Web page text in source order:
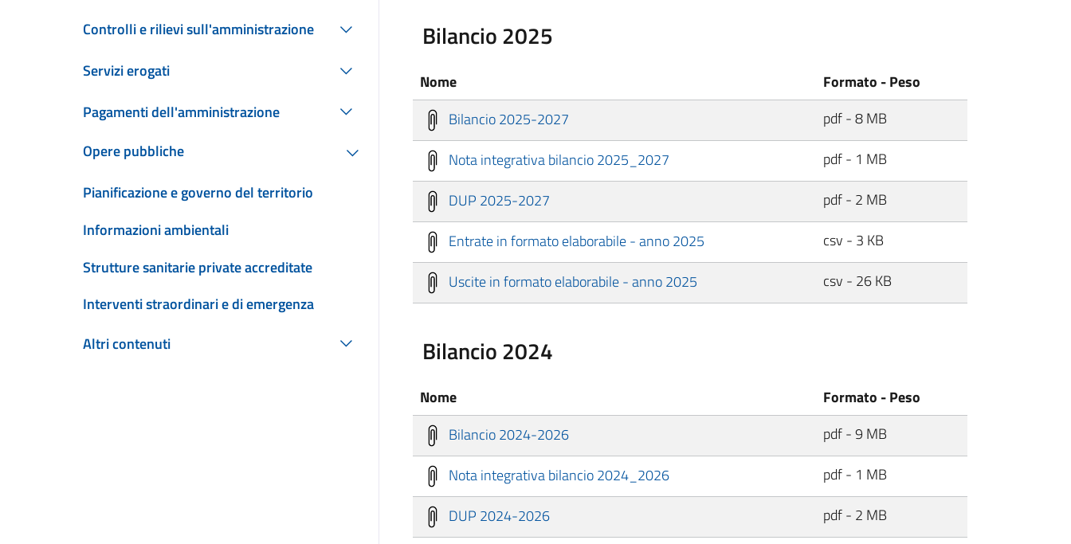
Controlli e rilievi sull'amministrazione
Servizi erogati
Pagamenti dell'amministrazione
Opere pubbliche
Pianificazione e governo del territorio
Informazioni ambientali
Strutture sanitarie private accreditate
Interventi straordinari e di emergenza
Altri contenuti
Bilancio 2025
Nome
Formato - Peso
Bilancio 2025-2027
pdf - 8 MB
Nota integrativa bilancio 2025_2027
pdf - 1 MB
DUP 2025-2027
pdf - 2 MB
Entrate in formato elaborabile - anno 2025
csv - 3 KB
Uscite in formato elaborabile - anno 2025
csv - 26 KB
Bilancio 2024
Nome
Formato - Peso
Bilancio 2024-2026
pdf - 9 MB
Nota integrativa bilancio 2024_2026
pdf - 1 MB
DUP 2024-2026
pdf - 2 MB